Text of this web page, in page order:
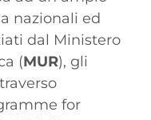
nazionali ed
dal Ministero
(MUR), gli
for